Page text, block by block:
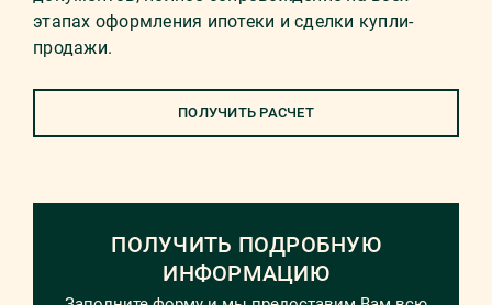
этапах оформления ипотеки и сделки купли-
продажи.
ПОЛУЧИТЬ РАСЧЕТ
ПОЛУЧИТЬ ПОДРОБНУЮ
ИНФОРМАЦИЮ